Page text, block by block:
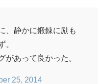
、静かに鍛錬に励も
。
があって良かった。
25, 2014